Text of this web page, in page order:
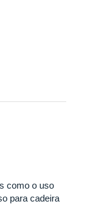
como o uso
para cadeira